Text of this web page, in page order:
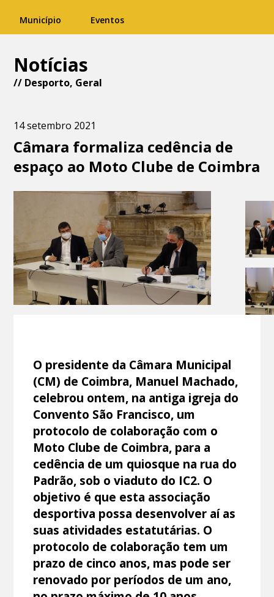
Município Eventos
Notícias
// Desporto, Geral
14 setembro 2021
Câmara formaliza cedência de
espaço ao Moto Clube de Coimbra
O presidente da Câmara Municipal
(CM) de Coimbra, Manuel Machado,
celebrou ontem, na antiga igreja do
Convento São Francisco, um
protocolo de colaboração com o
Moto Clube de Coimbra, para a
cedência de um quiosque na rua do
Padrão, sob o viaduto do IC2. O
objetivo é que esta associação
desportiva possa desenvolver aí as
suas atividades estatutárias. O
protocolo de colaboração tem um
prazo de cinco anos, mas pode ser
renovado por períodos de um ano,